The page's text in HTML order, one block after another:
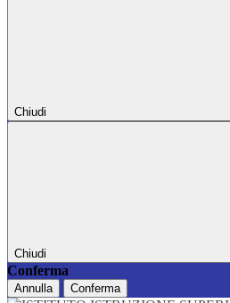
Chiudi
Chiudi
Conferma
Annulla Conferma